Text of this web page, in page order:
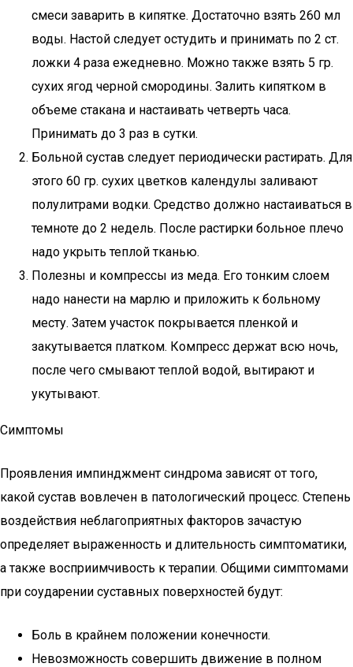
смеси заварить в кипятке. Достаточно взять 260 мл
воды. Настой следует остудить и принимать по 2 ст.
ложки 4 раза ежедневно. Можно также взять 5 гр.
сухих ягод черной смородины. Залить кипятком в
объеме стакана и настаивать четверть часа.
Принимать до 3 раз в сутки.
Больной сустав следует периодически растирать. Для
этого 60 гр. сухих цветков календулы заливают
полулитрами водки. Средство должно настаиваться в
темноте до 2 недель. После растирки больное плечо
надо укрыть теплой тканью.
Полезны и компрессы из меда. Его тонким слоем
надо нанести на марлю и приложить к больному
месту. Затем участок покрывается пленкой и
закутывается платком. Компресс держат всю ночь,
после чего смывают теплой водой, вытирают и
укутывают.
Симптомы
Проявления импинджмент синдрома зависят от того,
какой сустав вовлечен в патологический процесс. Степень
воздействия неблагоприятных факторов зачастую
определяет выраженность и длительность симптоматики,
а также восприимчивость к терапии. Общими симптомами
при соударении суставных поверхностей будут:
Боль в крайнем положении конечности.
Невозможность совершить движение в полном